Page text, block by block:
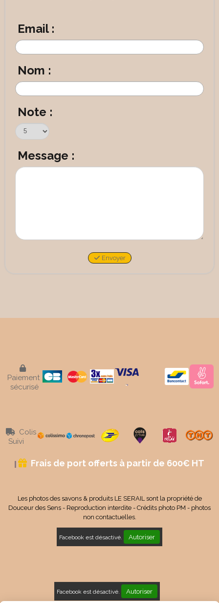
Email :
Nom :
Note :
Message :
Envoyer

Paiement
sécurisé

Colis
Suivi
 Frais de port offerts à partir de 600€ HT
Les photos des savons & produits LE SERAIL sont la propriété de
Douceur des Sens - Reproduction interdite - Crédits photo PM - photos
non contactuelles.
Facebook est désactivé. Autoriser
Facebook est désactivé. Autoriser